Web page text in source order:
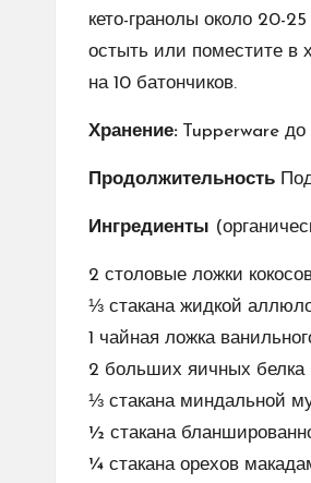
кето-гранолы около 20-
остыть или поместите в
на 10 батончиков.
Хранение: Tupperware
Продолжительность
Ингредиенты
2 столовые ложки
⅓ стакана жидкой
1 чайная ложка
2 больших яичных белка
⅓ стакана миндальной
½ стакана
¼ стакана орехов